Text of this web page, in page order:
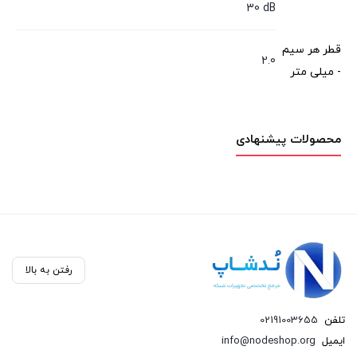
30 dB
قطر هر سیم
- میلی متر
2.0
محصولات پیشنهادی
رفتن به بالا
تلفن 02191003655
ایمیل info@nodeshop.org